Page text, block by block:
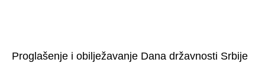
Proglašenje i obilježavanje Dana državnosti Srbije